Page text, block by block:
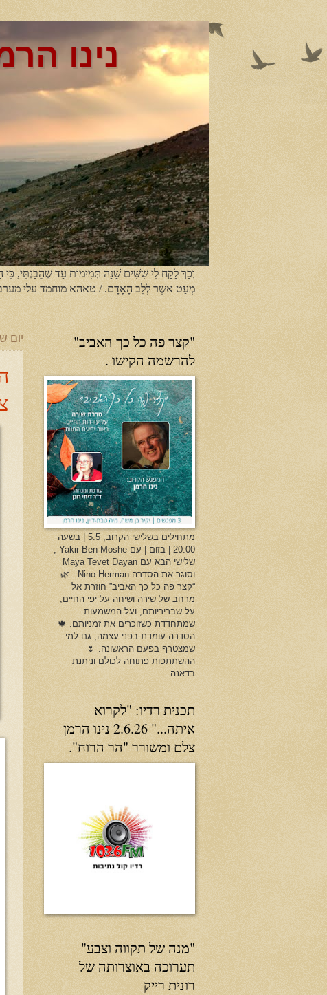
נינו
וְכָךְ לָקַח לִי שִׁשִּׁים שָׁנָה תְּמִימוֹת עַד שֶׁהֵבַנְתִּי,
מְעַט אשֶׁר לְלֵב הָאָדָם. / טאהא מוחמד עלי מערבית:
יום
"קצר פה כל כך האביב"
להרשמה הקישו .
מתחילים בשלישי הקרוב, 5.5 | בשעה
20:00 | בזום | עם Yakir Ben Moshe ,
שלישי הבא עם Maya Tevet Dayan
וסוגר את הסדרה Nino Herman . 🌿
“קצר פה כל כך האביב” חוזרת אל
מרחב של שירה ושיחה על יפי החיים,
על שבריריותם, ועל המשמעות
שמתחדדת כשזוכרים את זמניותם. 🍁
הסדרה עומדת בפני עצמה, גם למי
שמצטרף בפעם הראשונה. 🌷
ההשתתפות פתוחה לכולם וניתנת
בדאנה.
תכנית רדיו: "לקרוא
איתה..." 2.6.26 נינו הרמן
צלם ומשורר "הר הרוח".
"מנה של תקווה וצבע"
תערוכה באוצרותה של
רונית רייק